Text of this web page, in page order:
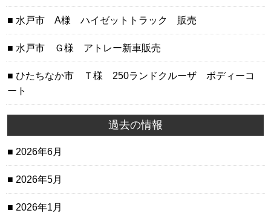
水戸市 A様 ハイゼットトラック 販売
水戸市 Ｇ様 アトレー新車販売
ひたちなか市 Ｔ様 250ランドクルーザ ボディーコ
ート
過去の情報
2026年6月
2026年5月
2026年1月